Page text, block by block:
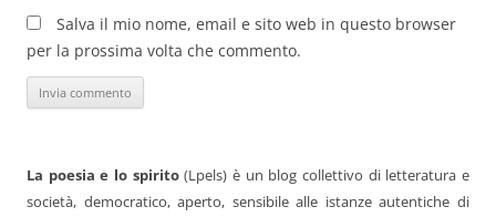
Salva il mio nome, email e sito web in questo browser
per la prossima volta che commento.
La poesia e lo spirito(Lpels) è un blog collettivo di letteratura e
società, democratico, aperto, sensibile alle istanze autentiche di